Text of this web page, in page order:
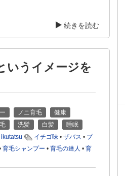
続きを読む
いうイメージを
ノニ育毛
健康
洗髪 白髪
睡眠
ikutatsu イチゴ味 •ザバス • プ
育毛シャンプー •育毛の達人 •育